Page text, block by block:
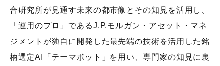
電子公告
採用情報
合研究所が見通す未来の都市像とその知見を活用し、
「運用のプロ」であるJ.P.モルガン・アセット・マネ
ジメントが独自に開発した最先端の技術を活用した銘
柄選定AI「テーマボット」を用い、専門家の知見に裏